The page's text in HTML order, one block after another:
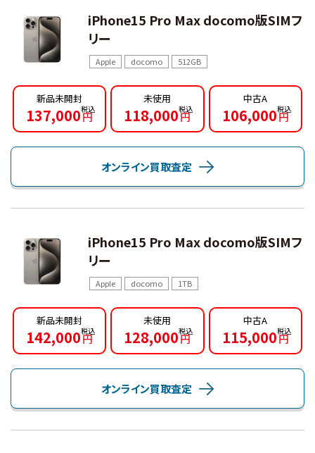
iPhone15 Pro Max docomo版SIMフ
リー
Apple docomo 512GB
新品未開封
137,000円
未使用
118,000円
中古A
106,000円
オンライン買取査定
iPhone15 Pro Max docomo版SIMフ
リー
Apple docomo 1TB
新品未開封
142,000円
未使用
128,000円
中古A
115,000円
オンライン買取査定